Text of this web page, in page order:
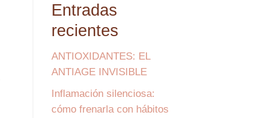
Entradas
recientes
ANTIOXIDANTES: EL
ANTIAGE INVISIBLE
Inflamación silenciosa:
cómo frenarla con hábitos